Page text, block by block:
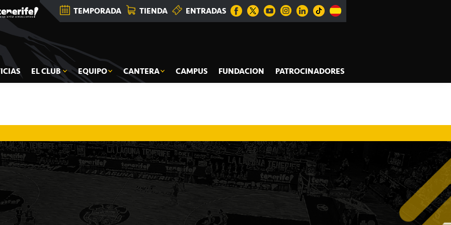
TEMPORADA TIENDA ENTRADAS
EL CLUB EQUIPO CANTERA CAMPUS FUNDACION
PATROCINADORES